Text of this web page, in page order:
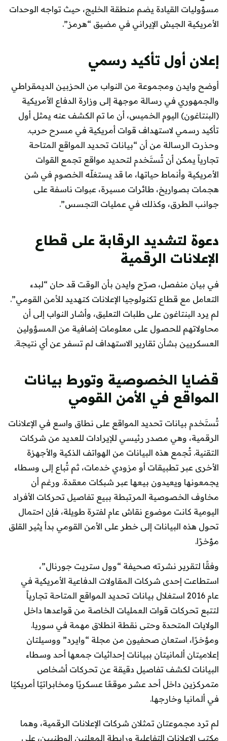
مسؤوليات القيادة يضم منطقة الخليج، حيث تواجه الوحدات
الأمريكية الجيش الإيراني في مضيق “هرمز”.
إعلان أول تأكيد رسمي
أوضح وايدن ومجموعة من النواب من الحزبين الديمقراطي
والجمهوري في رسالة موجهة إلى وزارة الدفاع الأمريكية
(البنتاغون) اليوم الخميس، أن ما تم الكشف عنه يمثل أول
تأكيد رسمي لاستهداف قوات أمريكية في مسرح حرب.
وحذرت الرسالة من أن “بيانات تحديد المواقع المتاحة
تجارياً يمكن أن تُستَخدم لتحديد مواقع تجمع القوات
الأمريكية وأنماط حياتها، ما قد يستغلّه الخصوم في شن
هجمات بصواريخ، طائرات مسيرة، عبوات ناسفة على
جوانب الطرق، وكذلك في عمليات التجسس”.
دعوة لتشديد الرقابة على قطاع
الإعلانات الرقمية
في بيان منفصل، صرّح وايدن بأن الوقت قد حان “لبدء
التعامل مع قطاع تكنولوجيا الإعلانات كتهديد للأمن القومي”.
لم يرد البنتاغون على طلبات التعليق، وأشار النواب إلى أن
محاولاتهم للحصول على معلومات إضافية من المسؤولين
العسكريين بشأن تقارير الاستهداف لم تسفر عن أي نتيجة.
قضايا الخصوصية وتورط بيانات
المواقع في الأمن القومي
تُستَخدم بيانات تحديد المواقع على نطاق واسع في الإعلانات
الرقمية، وهي مصدر رئيسي للإيرادات للعديد من شركات
التقنية. تُجمع هذه البيانات من الهواتف الذكية والأجهزة
الأخرى عبر تطبيقات أو مزودي خدمات، ثم تُباع إلى وسطاء
يجمعونها ويعيدون بيعها عبر شبكات معقدة. ورغم أن
مخاوف الخصوصية المرتبطة ببيع تفاصيل تحركات الأفراد
اليومية كانت موضوع نقاش عام لفترة طويلة، فإن احتمال
تحول هذه البيانات إلى خطر على الأمن القومي بدأ يثير القلق
مؤخرًا.
وفقًا لتقرير نشرته صحيفة “وول ستريت جورنال”،
استطاعت إحدى شركات المقاولات الدفاعية الأمريكية في
عام 2016 استغلال بيانات تحديد المواقع المتاحة تجارياً
لتتبع تحركات قوات العمليات الخاصة من قواعدها داخل
الولايات المتحدة وحتى نقطة انطلاق مهمة في سوريا.
ومؤخرًا، استعان صحفيون من مجلة “وايرد” ووسيلتان
إعلاميتان ألمانيتان ببيانات إحداثيات جمعها أحد وسطاء
البيانات لكشف تفاصيل دقيقة عن تحركات أشخاص
متمركزين داخل أحد عشر موقعًا عسكريًا ومخابراتيًا أمريكيًا
في ألمانيا وخارجها.
لم ترد مجموعتان تمثلان شركات الإعلانات الرقمية، وهما
مكتب الإعلانات التفاعلية ورابطة المعلنين الوطنيين، على